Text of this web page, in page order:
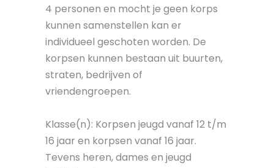
4 personen en mocht je geen korps
kunnen samenstellen kan er
individueel geschoten worden. De
korpsen kunnen bestaan uit buurten,
straten, bedrijven of
vriendengroepen.
Klasse(n): Korpsen jeugd vanaf 12 t/m
16 jaar en korpsen vanaf 16 jaar.
Tevens heren, dames en jeugd